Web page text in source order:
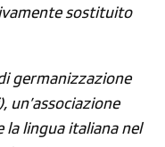
sostituito
germanizzazione
un’associazione
la lingua italiana nel